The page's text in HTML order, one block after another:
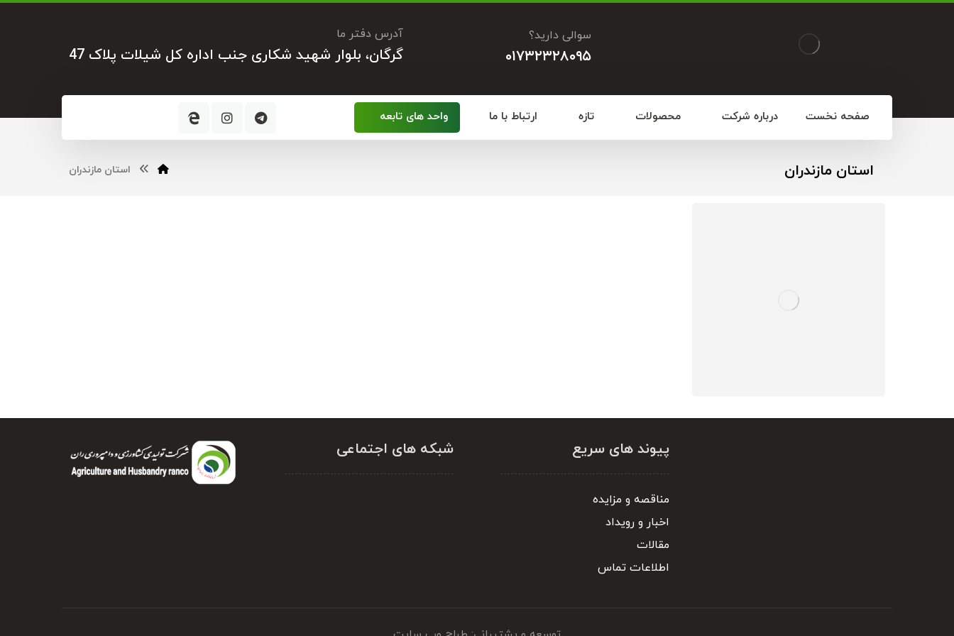
آدرس دفتر ما
گرگان، بلوار شهید شکاری جنب اداره کل شیلات پلاک 47
سوالی دارید؟
۰۱۷۳۲۳۲۸۰۹۵
صفحه نخست درباره شرکت محصولات تازه ارتباط با ما واحد های تابعه
استان مازندران استان مازندران
پیوند های سریع
مناقصه و مزایده
اخبار و رویداد
مقالات
اطلاعات تماس
شبکه های اجتماعی